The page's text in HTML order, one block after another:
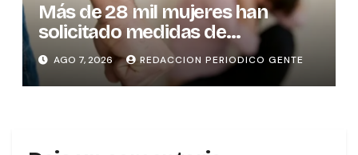
Más de 28 mil mujeres han
solicitado medidas de
protección
AGO 7, 2026 REDACCION PERIODICO GENTE